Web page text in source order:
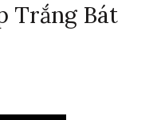
Trắng Bát